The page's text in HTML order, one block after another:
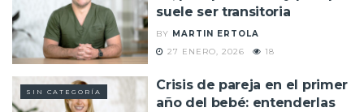
suele ser transitoria
BY MARTIN ERTOLA
27 ENERO, 2026
18
SIN CATEGORÍA
Crisis de pareja en el primer
año del bebé: entenderlas